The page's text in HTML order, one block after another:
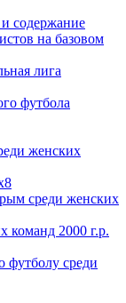
содержание
на базовом
лига
футбола
женских
среди женских
команд 2000 г.р.
футболу среди